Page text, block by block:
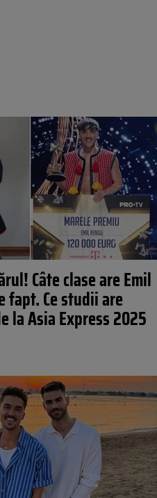
Câte clase are Emil
fapt. Ce studii are
la Asia Express 2025